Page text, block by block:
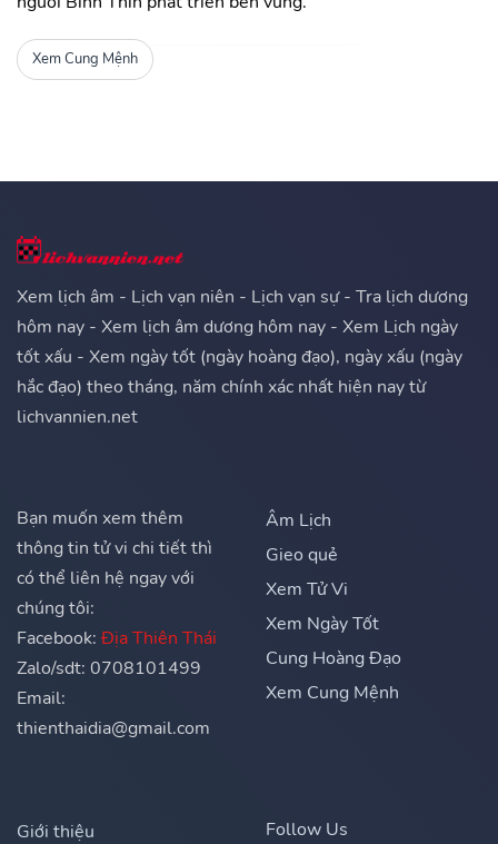
Xem Cung Mệnh
Xem lịch âm - Lịch vạn niên - Lịch vạn sự - Tra lịch dương
hôm nay - Xem lịch âm dương hôm nay - Xem Lịch ngày
tốt xấu - Xem ngày tốt (ngày hoàng đạo), ngày xấu (ngày
hắc đạo) theo tháng, năm chính xác nhất hiện nay từ
lichvannien.net
Bạn muốn xem thêm
thông tin tử vi chi tiết thì
có thể liên hệ ngay với
chúng tôi:
Facebook: Địa Thiên Thái
Zalo/sdt: 0708101499
Email:
thienthaidia@gmail.com
Âm Lịch
Gieo quẻ
Xem Tử Vi
Xem Ngày Tốt
Cung Hoàng Đạo
Xem Cung Mệnh
Giới thiệu Follow Us